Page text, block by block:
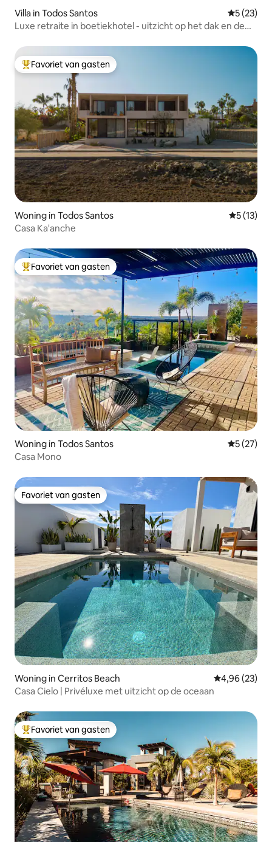
Villa in Todos Santos
5 (23)
Luxe retraite in boetiekhotel - uitzicht op het dak en de
Topfavoriet van gasten
Favoriet van gasten
Woning in Todos Santos
5 (13)
Casa Ka'anche
Topfavoriet van gasten
Favoriet van gasten
Woning in Todos Santos
5 (27)
Casa Mono
Favoriet van gasten
Favoriet van gasten
Woning in Cerritos Beach Gemiddelde
4,96 (23)
Casa Cielo | Privéluxe met uitzicht op de oceaan
Topfavoriet van gasten
Favoriet van gasten